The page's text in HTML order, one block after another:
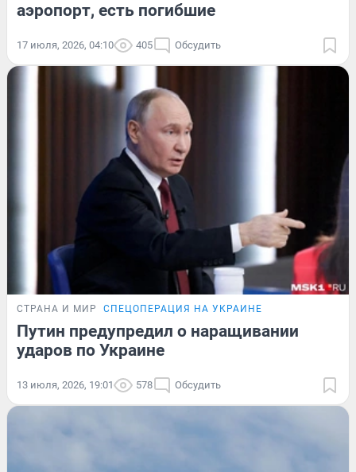
аэропорт, есть погибшие
17 июля, 2026, 04:10 405 Обсудить
СТРАНА И МИР СПЕЦОПЕРАЦИЯ НА УКРАИНЕ
Путин предупредил о наращивании
ударов по Украине
13 июля, 2026, 19:01 578 Обсудить